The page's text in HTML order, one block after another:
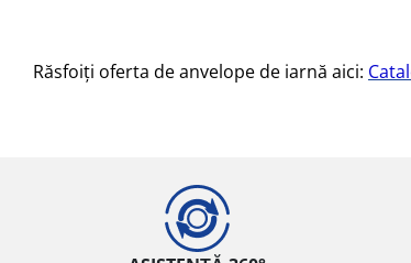
Răsfoiți oferta de anvelope de iarnă aici: